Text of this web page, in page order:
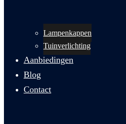
Lampenkappen
Tuinverlichting
Aanbiedingen
Blog
Contact